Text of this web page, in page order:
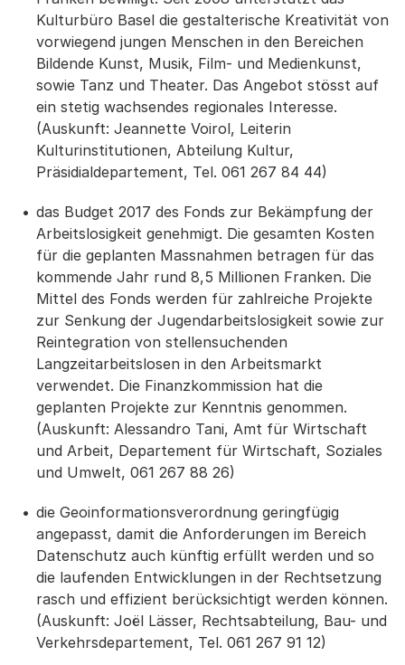
Kulturbüro Basel die gestalterische Kreativität von
vorwiegend jungen Menschen in den Bereichen
Bildende Kunst, Musik, Film- und Medienkunst,
sowie Tanz und Theater. Das Angebot stösst auf
ein stetig wachsendes regionales Interesse.
(Auskunft: Jeannette Voirol, Leiterin
Kulturinstitutionen, Abteilung Kultur,
Präsidialdepartement, Tel. 061 267 84 44)
das Budget 2017 des Fonds zur Bekämpfung der
Arbeitslosigkeit genehmigt. Die gesamten Kosten
für die geplanten Massnahmen betragen für das
kommende Jahr rund 8,5 Millionen Franken. Die
Mittel des Fonds werden für zahlreiche Projekte
zur Senkung der Jugendarbeitslosigkeit sowie zur
Reintegration von stellensuchenden
Langzeitarbeitslosen in den Arbeitsmarkt
verwendet. Die Finanzkommission hat die
geplanten Projekte zur Kenntnis genommen.
(Auskunft: Alessandro Tani, Amt für Wirtschaft
und Arbeit, Departement für Wirtschaft, Soziales
und Umwelt, 061 267 88 26)
die Geoinformationsverordnung geringfügig
angepasst, damit die Anforderungen im Bereich
Datenschutz auch künftig erfüllt werden und so
die laufenden Entwicklungen in der Rechtsetzung
rasch und effizient berücksichtigt werden können.
(Auskunft: Joël Lässer, Rechtsabteilung, Bau- und
Verkehrsdepartement, Tel. 061 267 91 12)